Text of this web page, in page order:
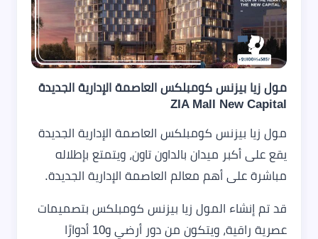
مول زيا بيزنس كومبلكس العاصمة الإدارية الجديدة
ZIA Mall New Capital
مول زيا بيزنس كومبلكس العاصمة الإدارية الجديدة
يقع على أكبر ميدان بالداون تاون، ويتمتع بإطلاله
مباشرة على أهم معالم العاصمة الإدارية الجديدة.
قد تم إنشاء المول زيا بيزنس كومبلكس بتصميمات
عصرية راقية، ويتكون من دور أرضي و10 أدوارًا